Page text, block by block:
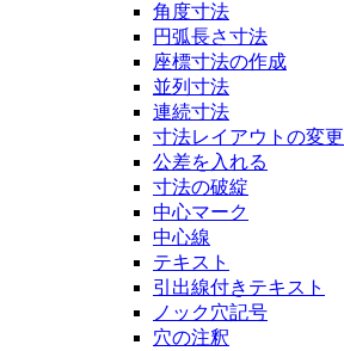
角度寸法
円弧長さ寸法
座標寸法の作成
並列寸法
連続寸法
寸法レイアウトの変更
公差を入れる
寸法の破綻
中心マーク
中心線
テキスト
引出線付きテキスト
ノック穴記号
穴の注釈